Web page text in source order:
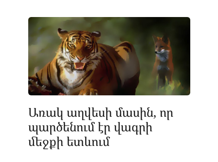
Առակ աղվեսի մասին, որ
պարծենում էր վագրի
մեջքի ետևում